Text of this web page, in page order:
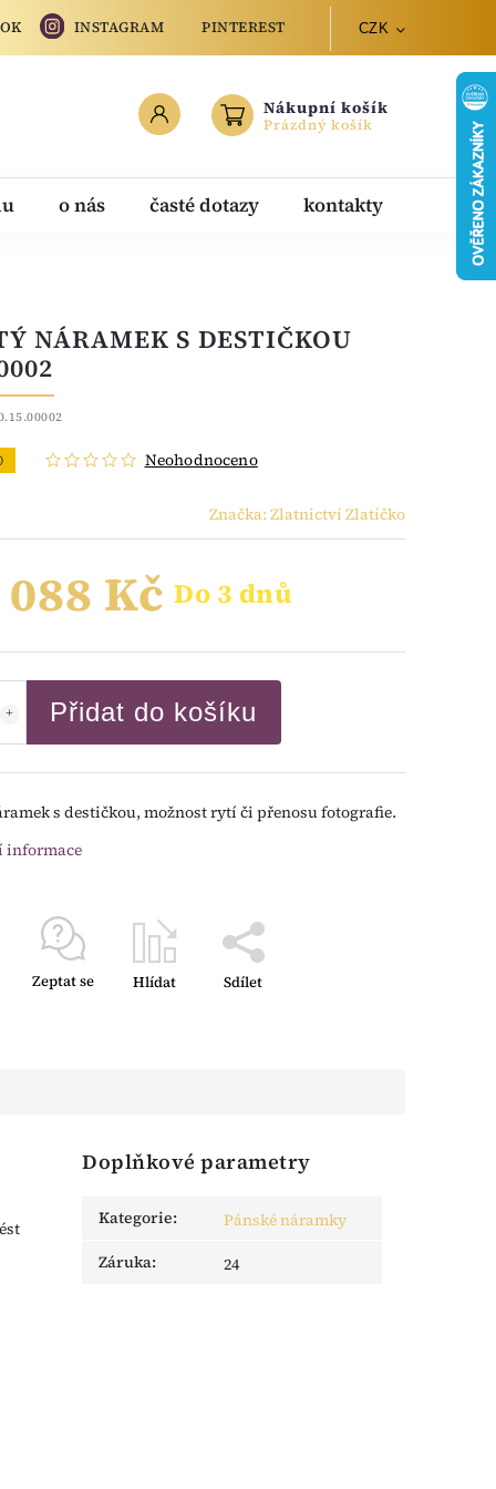
INSTAGRAM PINTEREST CZK
Nákupní košík
Prázdný košík
o nás časté dotazy kontakty
NÁRAMEK S DESTIČKOU
Neohodnoceno
Značka: Zlatnictví Zlatíčko
088 Kč Do 3 dnů
Přidat do košíku
s destičkou, možnost rytí či přenosu fotografie.
informace
Zeptat se Hlídat Sdílet
Doplňkové parametry
Kategorie:
Pánské náramky
Záruka: 24